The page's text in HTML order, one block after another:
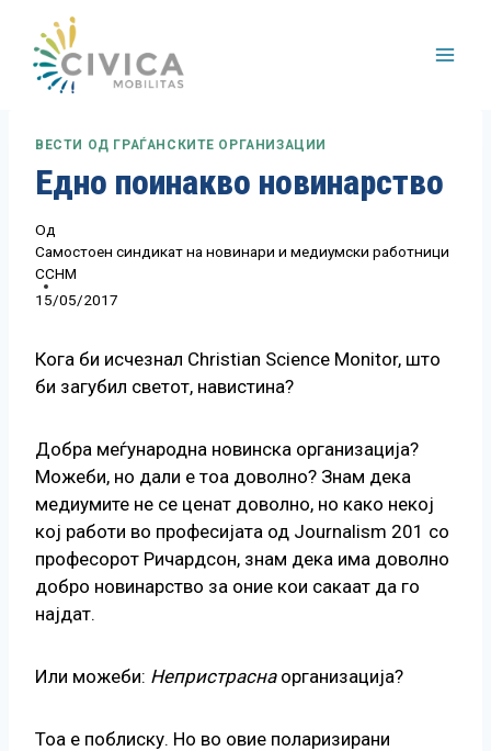
content
ВЕСТИ ОД ГРАЃАНСКИТЕ ОРГАНИЗАЦИИ
Едно поинакво новинарство
Од
Самостоен синдикат на новинари и медиумски работници
ССНМ
15/05/2017
Кога би исчезнал Christian Science Monitor, што
би загубил светот, навистина?
Добра меѓународна новинска организација?
Можеби, но дали е тоа доволно? Знам дека
медиумите не се ценат доволно, но како некој
кој работи во професијата од Journalism 201 со
професорот Ричардсон, знам дека има доволно
добро новинарство за оние кои сакаат да го
најдат.
Или можеби: Непристрасна организација?
Тоа е поблиску. Но во овие поларизирани